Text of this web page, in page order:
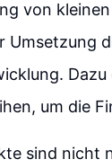
von
Umsetzung
um die
sind nicht